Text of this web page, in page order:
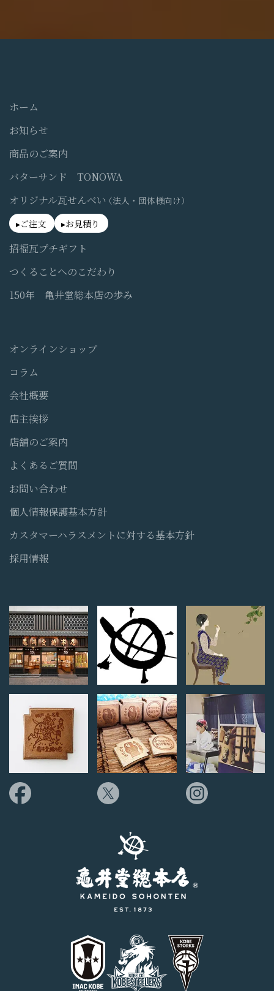
ホーム
お知らせ
商品のご案内
バターサンド TONOWA
オリジナル瓦せんべい（法人・団体様向け）
ご注文
お見積り
招福瓦プチギフト
つくることへのこだわり
150年 亀井堂総本店の歩み
オンラインショップ
コラム
会社概要
店主挨拶
店舗のご案内
よくあるご質問
お問い合わせ
個人情報保護基本方針
カスタマーハラスメントに対する基本方針
採用情報